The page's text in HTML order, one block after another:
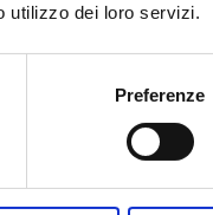
utilizzo dei loro servizi.
Preferenze
ogni comfort: servizi
pranzo, cena a
particolare.